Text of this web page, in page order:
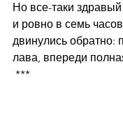
Но все-таки
и ровно в семь
двинулись обратно:
лава, впереди
***